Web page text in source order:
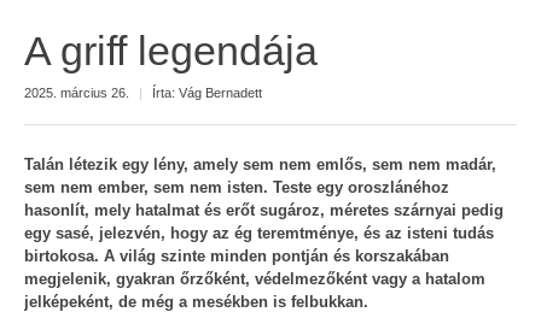
A griff legendája
2025. március 26. | Írta: Vág Bernadett
Talán létezik egy lény, amely sem nem emlős, sem nem madár,
sem nem ember, sem nem isten. Teste egy oroszlánéhoz
hasonlít, mely hatalmat és erőt sugároz, méretes szárnyai pedig
egy sasé, jelezvén, hogy az ég teremtménye, és az isteni tudás
birtokosa. A világ szinte minden pontján és korszakában
megjelenik, gyakran őrzőként, védelmezőként vagy a hatalom
jelképeként, de még a mesékben is felbukkan.